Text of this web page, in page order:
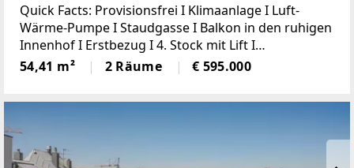
Quick Facts: Provisionsfrei I Klimaanlage I Luft-
Wärme-Pumpe I Staudgasse I Balkon in den ruhigen
Innenhof I Erstbezug I 4. Stock mit Lift I
Dachgeschoß I Baujahr 2025Ich freue mich auf
Ihren AnrufIrene Lindenberger 00431/526 26
54,41 m² 2 Räume € 595.000